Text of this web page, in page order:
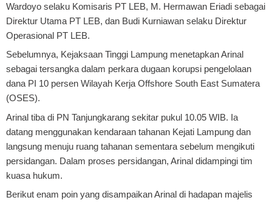
Wardoyo selaku Komisaris PT LEB, M. Hermawan Eriadi sebagai
Direktur Utama PT LEB, dan Budi Kurniawan selaku Direktur
Operasional PT LEB.
Sebelumnya, Kejaksaan Tinggi Lampung menetapkan Arinal
sebagai tersangka dalam perkara dugaan korupsi pengelolaan
dana PI 10 persen Wilayah Kerja Offshore South East Sumatera
(OSES).
Arinal tiba di PN Tanjungkarang sekitar pukul 10.05 WIB. Ia
datang menggunakan kendaraan tahanan Kejati Lampung dan
langsung menuju ruang tahanan sementara sebelum mengikuti
persidangan. Dalam proses persidangan, Arinal didampingi tim
kuasa hukum.
Berikut enam poin yang disampaikan Arinal di hadapan majelis